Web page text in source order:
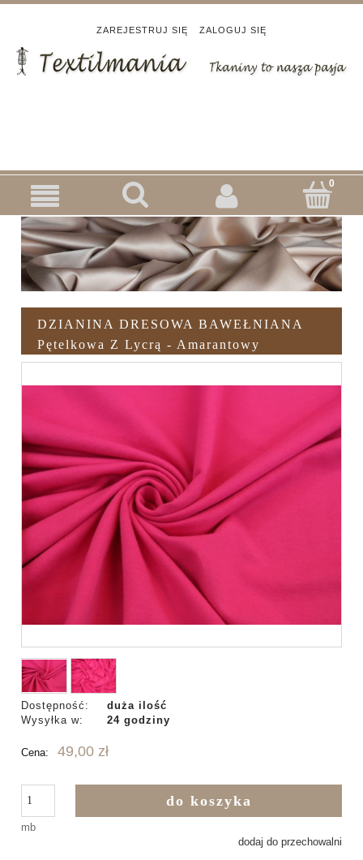
ZAREJESTRUJ SIĘ ZALOGUJ SIĘ
DZIANINA DRESOWA BAWEŁNIANA
Pętelkowa Z Lycrą - Amarantowy
Dostępność:
duża ilość
Wysyłka w:
24 godziny
Cena: 49,00 zł
mb
do koszyka
dodaj do przechowalni